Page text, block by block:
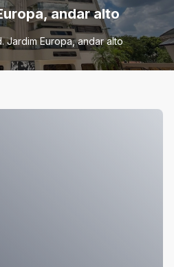
andar alto
Jardim Europa, andar alto